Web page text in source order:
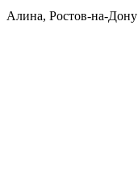
Алина, Ростов-на-Дону